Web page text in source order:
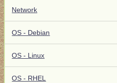
Network
OS - Debian
OS - Linux
OS - RHEL